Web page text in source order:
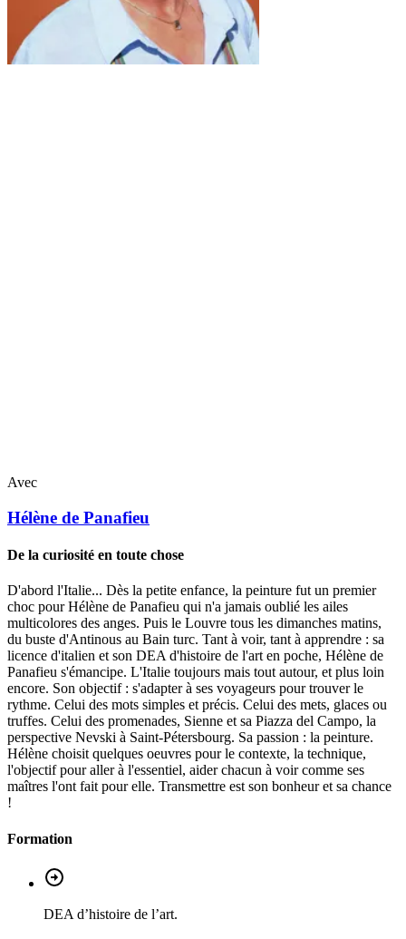
Avec
Hélène de Panafieu
De la curiosité en toute chose
D'abord l'Italie... Dès la petite enfance, la peinture fut un premier
choc pour Hélène de Panafieu qui n'a jamais oublié les ailes
multicolores des anges. Puis le Louvre tous les dimanches matins,
du buste d'Antinous au Bain turc. Tant à voir, tant à apprendre : sa
licence d'italien et son DEA d'histoire de l'art en poche, Hélène de
Panafieu s'émancipe. L'Italie toujours mais tout autour, et plus loin
encore. Son objectif : s'adapter à ses voyageurs pour trouver le
rythme. Celui des mots simples et précis. Celui des mets, glaces ou
truffes. Celui des promenades, Sienne et sa Piazza del Campo, la
perspective Nevski à Saint-Pétersbourg. Sa passion : la peinture.
Hélène choisit quelques oeuvres pour le contexte, la technique,
l'objectif pour aller à l'essentiel, aider chacun à voir comme ses
maîtres l'ont fait pour elle. Transmettre est son bonheur et sa chance
!
Formation
DEA d’histoire de l’art.